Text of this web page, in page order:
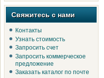
Свяжитесь с нами
Контакты
Узнать стоимость
Запросить счет
Запросить коммерческое
предложение
Заказать каталог по почте